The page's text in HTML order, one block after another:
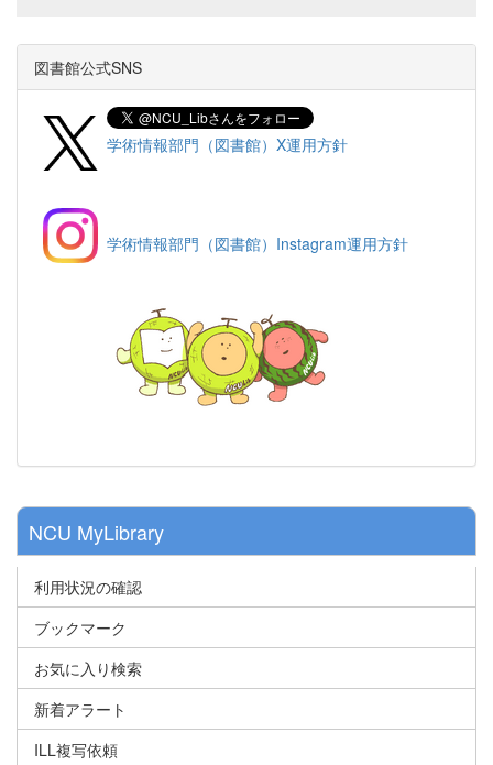
図書館公式SNS
学術情報部門（図書館）X運用方針
学術情報部門（図書館）Instagram運用方針
NCU MyLibrary
利用状況の確認
ブックマーク
お気に入り検索
新着アラート
ILL複写依頼